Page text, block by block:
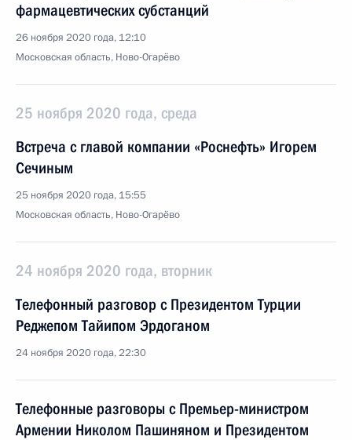
фармацевтических субстанций
26 ноября 2020 года, 12:10
Московская область, Ново-Огарёво
25 ноября 2020 года, среда
Встреча с главой компании «Роснефть» Игорем
Сечиным
25 ноября 2020 года, 15:55
Московская область, Ново-Огарёво
24 ноября 2020 года, вторник
Телефонный разговор с Президентом Турции
Реджепом Тайипом Эрдоганом
24 ноября 2020 года, 22:30
Телефонные разговоры с Премьер-министром
Армении Николом Пашиняном и Президентом